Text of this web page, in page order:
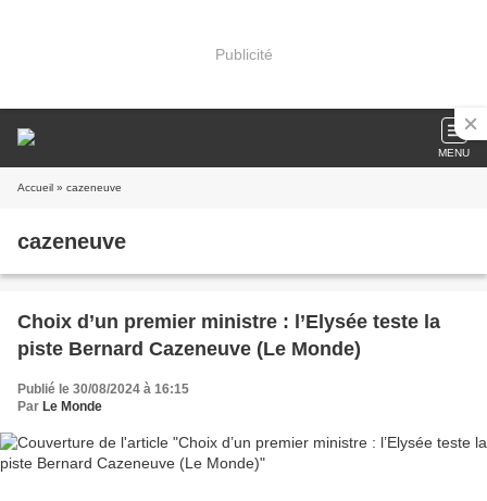
Publicité
MENU
Accueil » cazeneuve
cazeneuve
Choix d’un premier ministre : l’Elysée teste la
piste Bernard Cazeneuve (Le Monde)
Publié le 30/08/2024 à 16:15
Par Le Monde